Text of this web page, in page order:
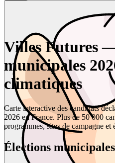
Villes Futures
municipales
climatiques
Carte interactive des candidats
2026 en France. Plus de 50 000
programmes, sites de campagne et
Élections